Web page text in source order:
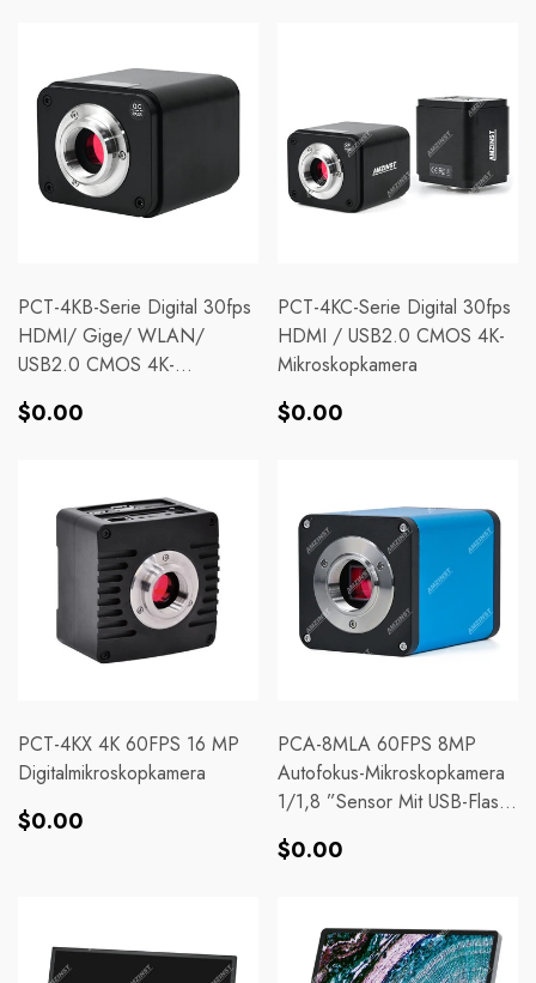
PCT-4KB-Serie Digital 30fps
HDMI/ Gige/ WLAN/
USB2.0 CMOS 4K-
Normaler
$0.00
PCT-4KC-Serie Digital 30fps
HDMI / USB2.0 CMOS 4K-
Mikroskopkamera
Normaler
$0.00
PCT-4KX 4K 60FPS 16 MP
Digitalmikroskopkamera
Normaler
$0.00
PCA-8MLA 60FPS 8MP
Autofokus-Mikroskopkamera
1/1,8 ”Sensor Mit USB-Flash-
Normaler
$0.00